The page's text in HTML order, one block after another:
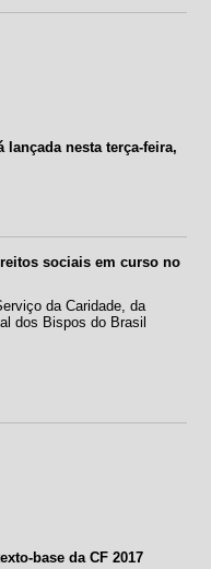
lançada nesta terça-feira,
sociais em curso no
da Caridade, da
dos Bispos do Brasil
base da CF 2017